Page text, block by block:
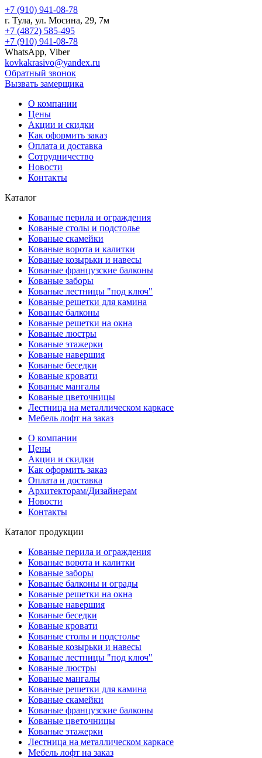
+7 (910) 941-08-78
г. Тула, ул. Мосина, 29, 7м
+7 (4872) 585-495
+7 (910) 941-08-78
WhatsApp, Viber
kovkakrasivo@yandex.ru
Обратный звонок
Вызвать замерщика
О компании
Цены
Акции и скидки
Как оформить заказ
Оплата и доставка
Сотрудничество
Новости
Контакты
Каталог
Кованые перила и ограждения
Кованые столы и подстолье
Кованые скамейки
Кованые ворота и калитки
Кованые козырьки и навесы
Кованые французские балконы
Кованые заборы
Кованые лестницы "под ключ"
Кованые решетки для камина
Кованые балконы
Кованые решетки на окна
Кованые люстры
Кованые этажерки
Кованые навершия
Кованые беседки
Кованые кровати
Кованые мангалы
Кованые цветочницы
Лестница на металлическом каркасе
Мебель лофт на заказ
О компании
Цены
Акции и скидки
Как оформить заказ
Оплата и доставка
Архитекторам/Дизайнерам
Новости
Контакты
Каталог продукции
Кованые перила и ограждения
Кованые ворота и калитки
Кованые заборы
Кованые балконы и ограды
Кованые решетки на окна
Кованые навершия
Кованые беседки
Кованые кровати
Кованые столы и подстолье
Кованые козырьки и навесы
Кованые лестницы "под ключ"
Кованые люстры
Кованые мангалы
Кованые решетки для камина
Кованые скамейки
Кованые французские балконы
Кованые цветочницы
Кованые этажерки
Лестница на металлическом каркасе
Мебель лофт на заказ